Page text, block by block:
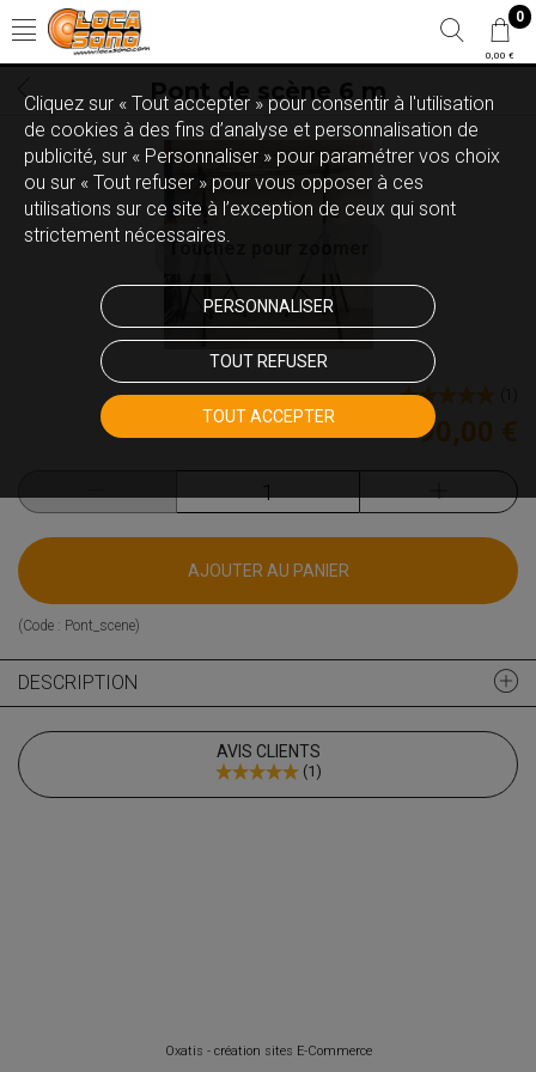
0
0,00 €
Pont de scène 6 m
Touchez pour zoomer
90,00 €
AJOUTER AU PANIER
(Code : Pont_scene)
DESCRIPTION
AVIS CLIENTS
(1 )
Cliquez sur « Tout accepter » pour consentir à l'utilisation
de cookies à des fins d’analyse et personnalisation de
publicité, sur « Personnaliser » pour paramétrer vos choix
ou sur « Tout refuser » pour vous opposer à ces
utilisations sur ce site à l’exception de ceux qui sont
strictement nécessaires.
PERSONNALISER
TOUT REFUSER
TOUT ACCEPTER
Oxatis - création sites E-Commerce